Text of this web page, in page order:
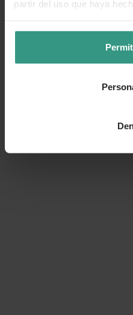
partir del uso que haya